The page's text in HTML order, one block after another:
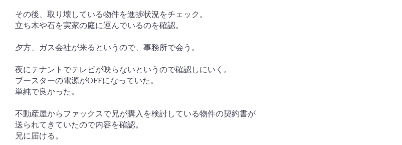
その後、取り壊している物件を進捗状況をチェック。
立ち木や石を実家の庭に運んでいるのを確認。
夕方、ガス会社が来るというので、事務所で会う。
夜にテナントでテレビが映らないというので確認しにいく。
ブースターの電源がOFFになっていた。
単純で良かった。
不動産屋からファックスで兄が購入を検討している物件の契約書が
送られてきていたので内容を確認。
兄に届ける。